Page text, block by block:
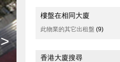
>
樓盤在相同大廈
此物業的其它出租盤 (9)
香港大廈搜尋